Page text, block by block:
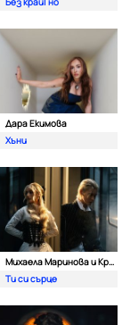
Дара Екимова
Хъни
Михаела Маринова и Кристиан Костов
Ти си сърце